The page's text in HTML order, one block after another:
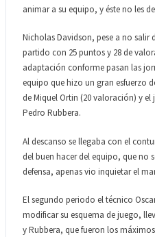
animar a su equipo, y éste no les
Nicholas Davidson, pese a no
partido con 25 puntos y 28 de
adaptación conforme pasan las
equipo que hizo un gran esfuerzo
de Miquel Ortin (20 valoración) y
Pedro Rubbera.
Al descanso se llegaba con el
del buen hacer del equipo, que no
defensa, apenas vio inquietar el
El segundo periodo el técnico
modificar su esquema de juego,
y Rubbera, que fueron los